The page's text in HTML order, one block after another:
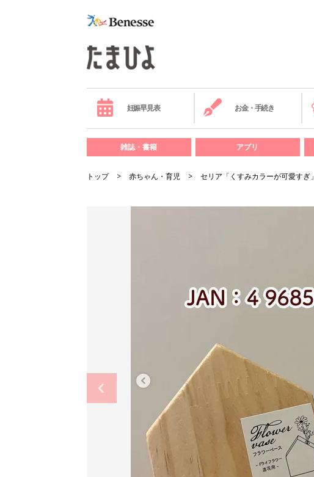
妊娠早見表 お金・手続き
雑誌・書籍 アプリ
トップ 赤ちゃん・育児 セリア「くすみカラーが可愛す